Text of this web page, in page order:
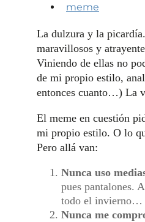
meme
La dulzura y la
maravillosos y
Viniendo de ellas no
de mi propio estilo,
entonces cuanto…) La
El meme en cuestión
mi propio estilo. O lo
Pero allá van:
Nunca uso
pues pantalones.
todo el invierno…
Nunca me